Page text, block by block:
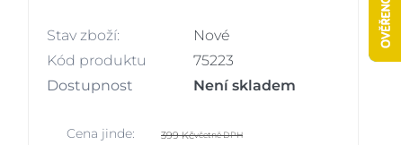
Stav zboží:
Nové
Kód produktu
75223
Dostupnost
Není skladem
Cena jinde: 399 Kčvčetně DPH